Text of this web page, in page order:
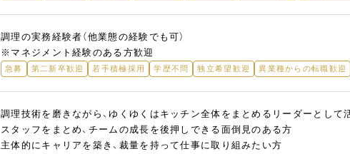
調理の実務経験者（他業態の経験でも可）
※マネジメント経験のある方歓迎
急募 第二新卒歓迎 若手積極採用 学歴不問 独立希望歓迎 異業種からの転職歓迎
調理技術を磨きながら、ゆくゆくはキッチン全体をまとめるリーダーとして
スタッフをまとめ、チームの成長を後押しできる面倒見のある方
主体的にキャリアを築き、裁量を持って仕事に取り組みたい方